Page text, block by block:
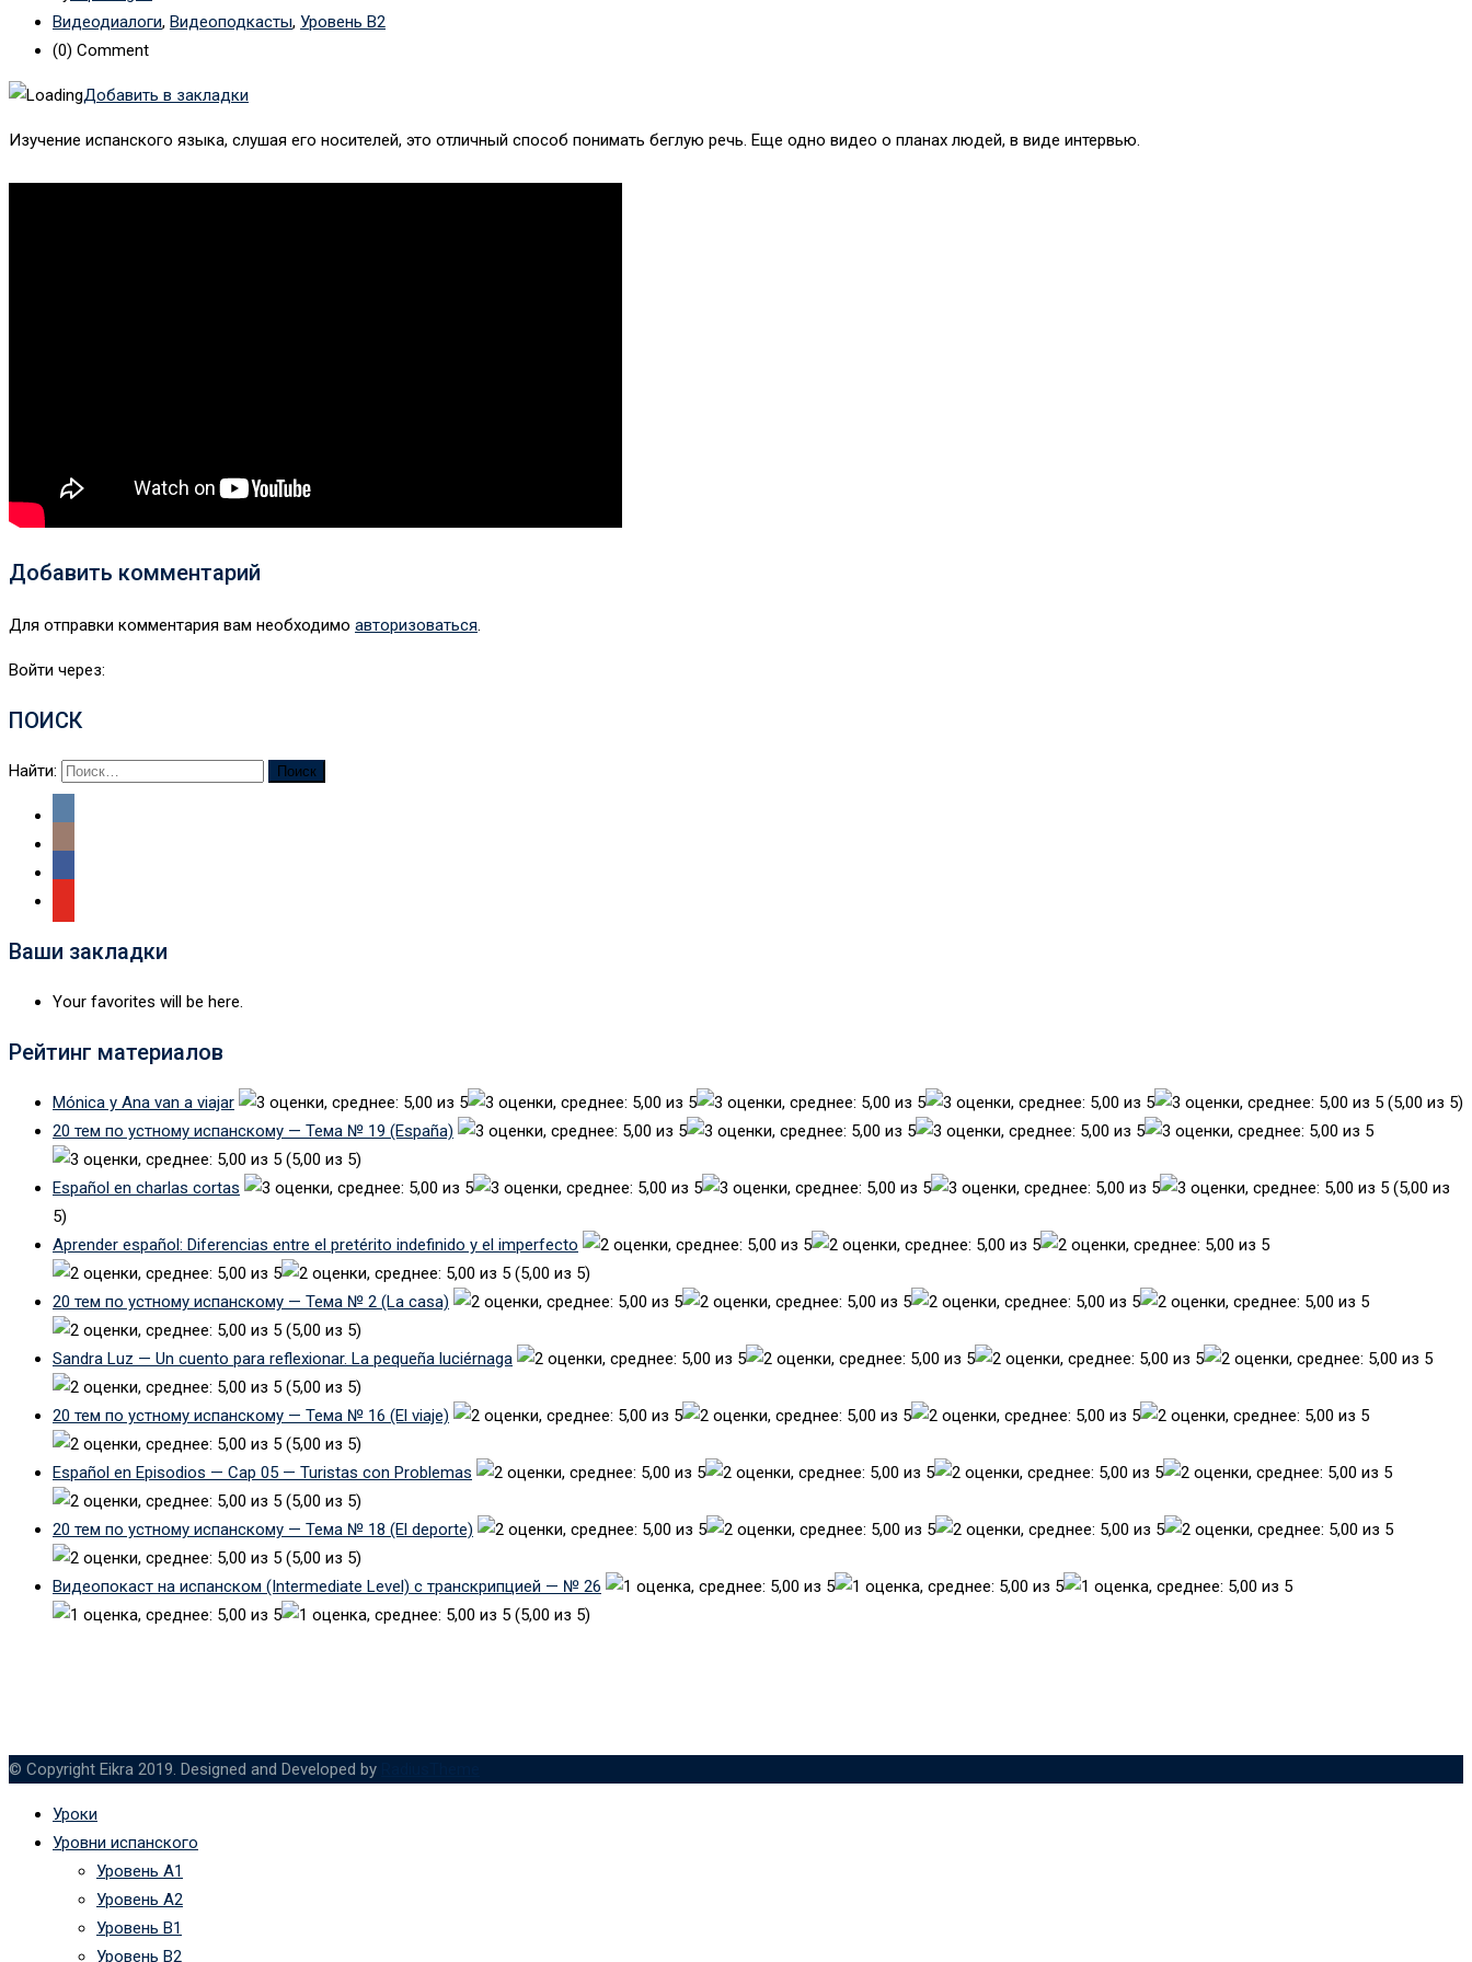
Видеодиалоги, Видеоподкасты, Уровень B2
(0) Comment
Добавить в закладки
Изучение испанского языка, слушая его носителей, это отличный способ понимать беглую речь. Еще одно видео о планах людей, в виде интервью.
Добавить комментарий
Для отправки комментария вам необходимо авторизоваться
Войти через:
ПОИСК
Найти:
Ваши закладки
Your favorites will be here.
Рейтинг материалов
Mónica y Ana van a viajar
(5,00 из 5)
20 тем по устному испанскому — Тема № 19 (España)
(5,00 из 5)
Español en charlas cortas
(5,00 из
5)
Aprender español: Diferencias entre el pretérito indefinido y el imperfecto
(5,00 из 5)
20 тем по устному испанскому — Тема № 2 (La casa)
(5,00 из 5)
Sandra Luz — Un cuento para reflexionar. La pequeña luciérnaga
(5,00 из 5)
20 тем по устному испанскому — Тема № 16 (El viaje)
(5,00 из 5)
Español en Episodios — Cap 05 — Turistas con Problemas
(5,00 из 5)
20 тем по устному испанскому — Тема № 18 (El deporte)
(5,00 из 5)
Видеопокаст на испанском (Intermediate Level) с транскрипцией — № 26
(5,00 из 5)
© Copyright Eikra 2019. Designed and Developed by
Уроки
Уровни испанского
Уровень А1
Уровень А2
Уровень B1
Уровень B2